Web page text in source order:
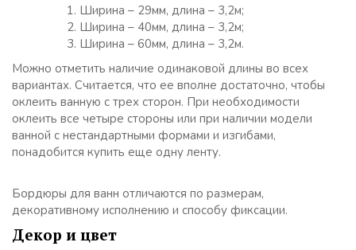
Ширина – 29мм, длина – 3,2м;
Ширина – 40мм, длина – 3,2м;
Ширина – 60мм, длина – 3,2м.
Можно отметить наличие одинаковой длины во всех
вариантах. Считается, что ее вполне достаточно, чтобы
оклеить ванную с трех сторон. При необходимости
оклеить все четыре стороны или при наличии модели
ванной с нестандартными формами и изгибами,
понадобится купить еще одну ленту.
Бордюры для ванн отличаются по размерам,
декоративному исполнению и способу фиксации.
Декор и цвет